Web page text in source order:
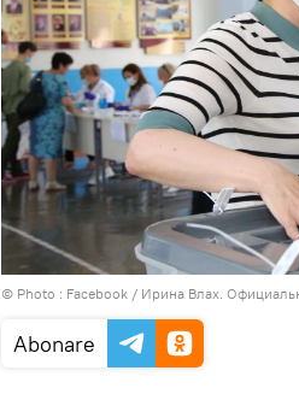
© Photo : Facebook / Ирина Влах.
Abonare